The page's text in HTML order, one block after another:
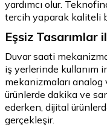
yardımcı olur.
tercih yaparak kaliteli
Eşsiz Tasarımlar
Duvar saati
iş yerlerinde kullanım
mekanizmaları
ürünlerde dakika ve
ederken, dijital
gerçekleşir.